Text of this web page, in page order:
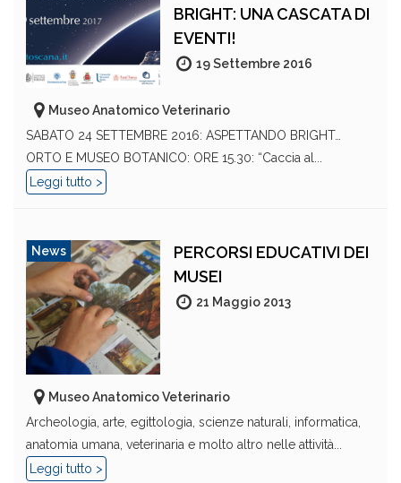
BRIGHT: UNA CASCATA DI
EVENTI!
19 Settembre 2016
Museo Anatomico Veterinario
SABATO 24 SETTEMBRE 2016: ASPETTANDO BRIGHT…
ORTO E MUSEO BOTANICO: ORE 15.30: “Caccia al...
Leggi tutto >
News
PERCORSI EDUCATIVI DEI
MUSEI
21 Maggio 2013
Museo Anatomico Veterinario
Archeologia, arte, egittologia, scienze naturali, informatica,
anatomia umana, veterinaria e molto altro nelle attività...
Leggi tutto >